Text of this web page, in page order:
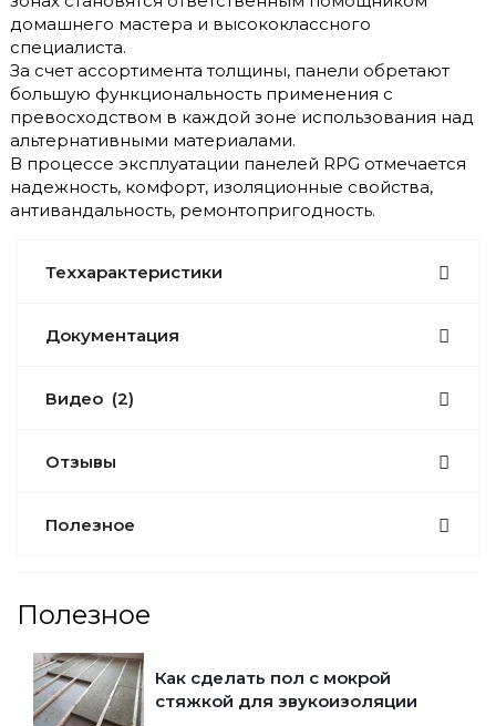
домашнего мастера и высококлассного
специалиста.
За счет ассортимента толщины, панели обретают
большую функциональность применения с
превосходством в каждой зоне использования над
альтернативными материалами.
В процессе эксплуатации панелей RPG отмечается
надежность, комфорт, изоляционные свойства,
антивандальность, ремонтопригодность.
Теххарактеристики
Документация
Видео (2)
Отзывы
Полезное
Полезное
Как сделать пол с мокрой
стяжкой для звукоизоляции